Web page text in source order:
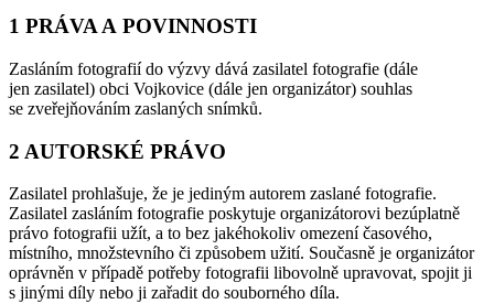
1 PRÁVA A POVINNOSTI
Zasláním fotografií do výzvy dává zasilatel fotografie (dále
jen zasilatel) obci Vojkovice (dále jen organizátor) souhlas
se zveřejňováním zaslaných snímků.
2 AUTORSKÉ PRÁVO
Zasilatel prohlašuje, že je jediným autorem zaslané fotografie.
Zasilatel zasláním fotografie poskytuje organizátorovi bezúplatně
právo fotografii užít, a to bez jakéhokoliv omezení časového,
místního, množstevního či způsobem užití. Současně je organizátor
oprávněn v případě potřeby fotografii libovolně upravovat, spojit ji
s jinými díly nebo ji zařadit do souborného díla.